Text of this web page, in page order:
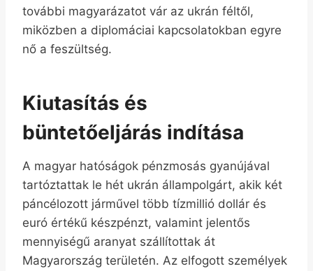
további magyarázatot vár az ukrán féltől,
miközben a diplomáciai kapcsolatokban egyre
nő a feszültség.
Kiutasítás és
büntetőeljárás indítása
A magyar hatóságok pénzmosás gyanújával
tartóztattak le hét ukrán állampolgárt, akik két
páncélozott járművel több tízmillió dollár és
euró értékű készpénzt, valamint jelentős
mennyiségű aranyat szállítottak át
Magyarország területén. Az elfogott személyek